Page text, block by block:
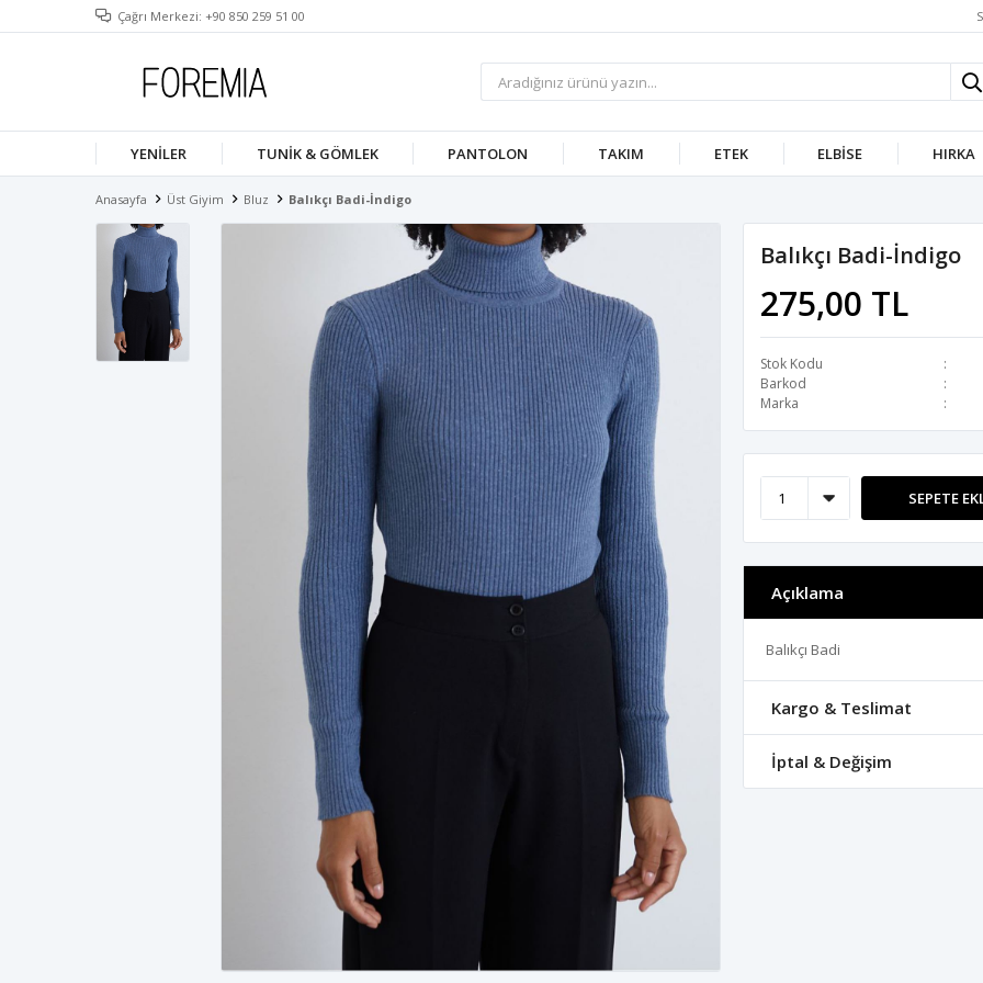
Çağrı Merkezi: +90 850 259 51 00
YENILER TUNIK & GÖMLEK PANTOLON TAKIM ETEK ELBISE HIRKA
Anasayfa Üst Giyim Bluz Balıkçı Badi-İndigo
Balıkçı Badi-İndigo
275,00 TL
Stok Kodu
Barkod
Marka
SEPETE
Açıklama
Balıkçı Badi
Kargo & Teslimat
İptal & Değişim